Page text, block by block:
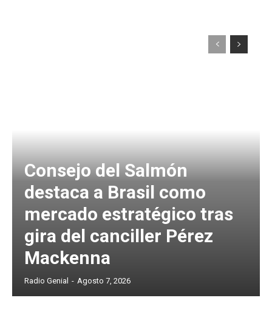
Consejo del Salmón
destaca a Brasil como
mercado estratégico tras
gira del canciller Pérez
Mackenna
Radio Genial - Agosto 7, 2026